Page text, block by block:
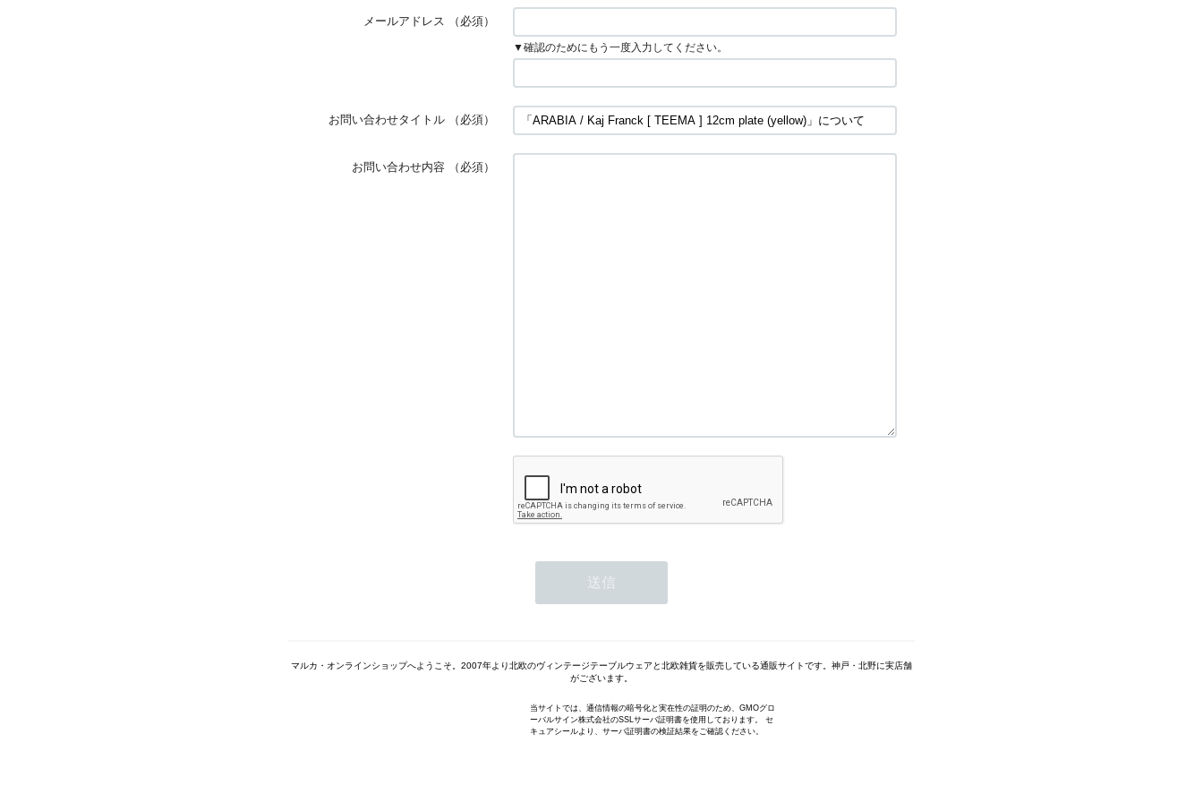
メールアドレス （必須）
▼確認のためにもう一度入力してください。
お問い合わせタイトル （必須）
お問い合わせ内容 （必須）
マルカ・オンラインショップへようこそ。2007年より北欧のヴィンテージテーブルウェアと北欧雑貨を販売している通販サイトです。神戸・北野に実店舗
がございます。
当サイトでは、通信情報の暗号化と実在性の証明のため、GMOグロ
ーバルサイン株式会社のSSLサーバ証明書を使用しております。 セ
キュアシールより、サーバ証明書の検証結果をご確認ください。